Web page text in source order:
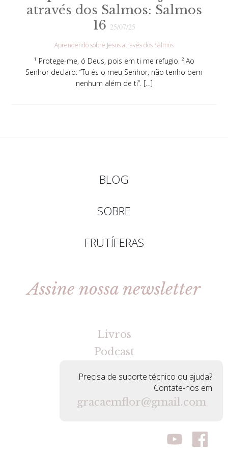
através dos Salmos: Salmos
16 25/07/25
Aprendendo sobre Jesus através dos Salmos
¹ Protege-me, ó Deus, pois em ti me refugio. ² Ao
Senhor declaro: “Tu és o meu Senhor; não tenho bem
nenhum além de ti”. […]
BLOG
SOBRE
FRUTÍFERAS
Assine nossa newsletter
Livros
Podcast
Precisa de suporte técnico ou ajuda?
Contate-nos em
gracaemflor@gmail.com